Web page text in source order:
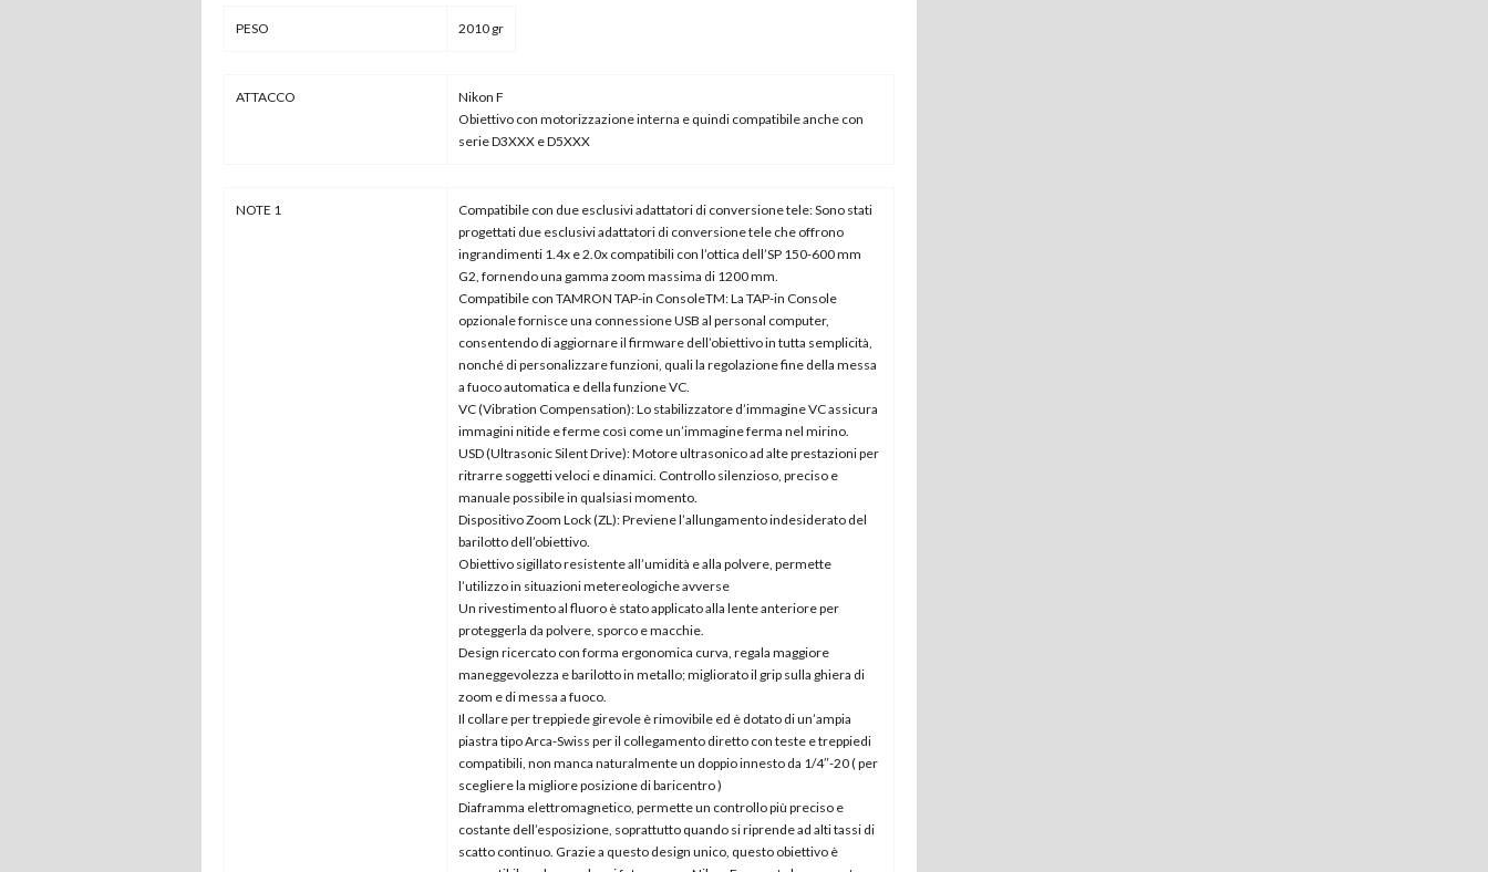
PESO 2010 gr
ATTACCO
Nikon F
Obiettivo con motorizzazione interna e quindi compatibile anche con
serie D3XXX e D5XXX
NOTE 1
Compatibile con due esclusivi adattatori di conversione tele: Sono stati
progettati due esclusivi adattatori di conversione tele che offrono
ingrandimenti 1.4x e 2.0x compatibili con l’ottica dell’SP 150-600 mm
G2, fornendo una gamma zoom massima di 1200 mm.
Compatibile con TAMRON TAP-in ConsoleTM: La TAP-in Console
opzionale fornisce una connessione USB al personal computer,
consentendo di aggiornare il firmware dell’obiettivo in tutta semplicità,
nonché di personalizzare funzioni, quali la regolazione fine della messa
a fuoco automatica e della funzione VC.
VC (Vibration Compensation): Lo stabilizzatore d’immagine VC assicura
immagini nitide e ferme così come un’immagine ferma nel mirino.
USD (Ultrasonic Silent Drive): Motore ultrasonico ad alte prestazioni per
ritrarre soggetti veloci e dinamici. Controllo silenzioso, preciso e
manuale possibile in qualsiasi momento.
Dispositivo Zoom Lock (ZL): Previene l’allungamento indesiderato del
barilotto dell’obiettivo.
Obiettivo sigillato resistente all’umidità e alla polvere, permette
l’utilizzo in situazioni metereologiche avverse
Un rivestimento al fluoro è stato applicato alla lente anteriore per
proteggerla da polvere, sporco e macchie.
Design ricercato con forma ergonomica curva, regala maggiore
maneggevolezza e barilotto in metallo; migliorato il grip sulla ghiera di
zoom e di messa a fuoco.
Il collare per treppiede girevole è rimovibile ed è dotato di un’ampia
piastra tipo Arca-Swiss per il collegamento diretto con teste e treppiedi
compatibili, non manca naturalmente un doppio innesto da 1/4″-20 ( per
scegliere la migliore posizione di baricentro )
Diaframma elettromagnetico, permette un controllo più preciso e
costante dell’esposizione, soprattutto quando si riprende ad alti tassi di
scatto continuo. Grazie a questo design unico, questo obiettivo è